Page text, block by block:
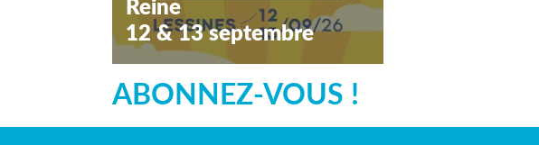
Reine
12 & 13 septembre
ABONNEZ-VOUS !